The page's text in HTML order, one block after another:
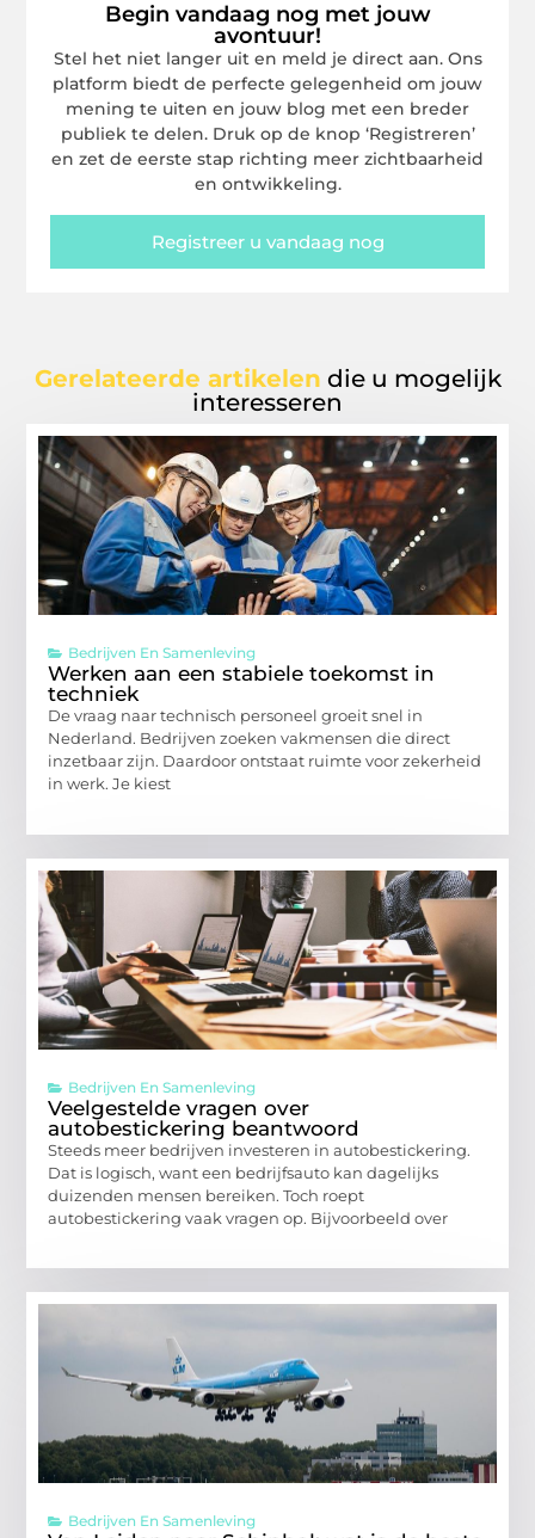
Begin vandaag nog met jouw
avontuur!
Stel het niet langer uit en meld je direct aan. Ons
platform biedt de perfecte gelegenheid om jouw
mening te uiten en jouw blog met een breder
publiek te delen. Druk op de knop ‘Registreren’
en zet de eerste stap richting meer zichtbaarheid
en ontwikkeling.
Registreer u vandaag nog
Gerelateerde artikelen die u mogelijk
interesseren
Bedrijven En Samenleving
Werken aan een stabiele toekomst in
techniek
De vraag naar technisch personeel groeit snel in
Nederland. Bedrijven zoeken vakmensen die direct
inzetbaar zijn. Daardoor ontstaat ruimte voor zekerheid
in werk. Je kiest
Bedrijven En Samenleving
Veelgestelde vragen over
autobestickering beantwoord
Steeds meer bedrijven investeren in autobestickering.
Dat is logisch, want een bedrijfsauto kan dagelijks
duizenden mensen bereiken. Toch roept
autobestickering vaak vragen op. Bijvoorbeeld over
Bedrijven En Samenleving